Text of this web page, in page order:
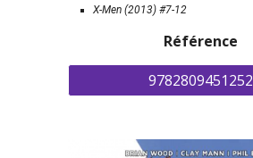
X-Men (2013) #7-12
Référence
9782809451252